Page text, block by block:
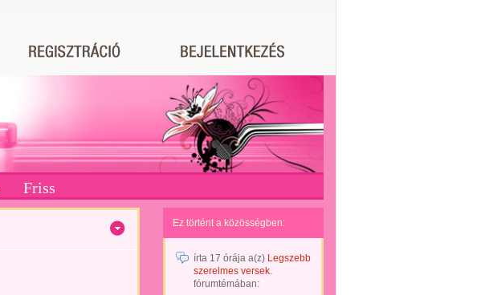
Friss
Ez történt a közösségben:
írta 17 órája a(z) Legszebb
szerelmes versek.
fórumtémában: